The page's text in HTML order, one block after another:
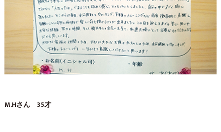
M.Hさん 35才